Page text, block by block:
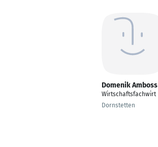
Domenik Amboss
Wirtschaftsfachwirt
Dornstetten